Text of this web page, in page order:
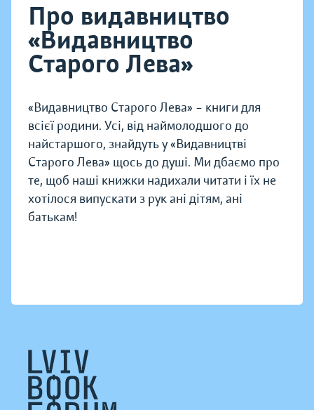
Про видавництво
«Видавництво
Старого Лева»
«Видавництво Старого Лева» – книги для
всієї родини. Усі, від наймолодшого до
найстаршого, знайдуть у «Видавництві
Старого Лева» щось до душі. Ми дбаємо про
те, щоб наші книжки надихали читати і їх не
хотілося випускати з рук ані дітям, ані
батькам!